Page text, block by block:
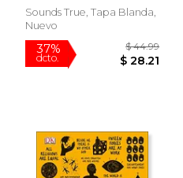
Sounds True, Tapa Blanda,
Nuevo